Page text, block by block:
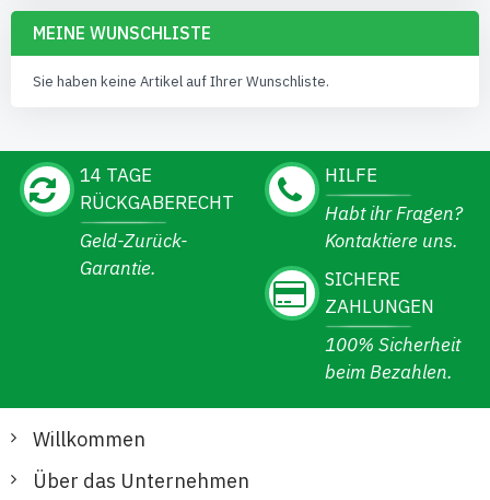
MEINE WUNSCHLISTE
Sie haben keine Artikel auf Ihrer Wunschliste.
14 TAGE
RÜCKGABERECHT
Geld-Zurück-
Garantie.
HILFE
Habt ihr Fragen?
Kontaktiere uns.
SICHERE
ZAHLUNGEN
100% Sicherheit
beim Bezahlen.
Willkommen
Über das Unternehmen